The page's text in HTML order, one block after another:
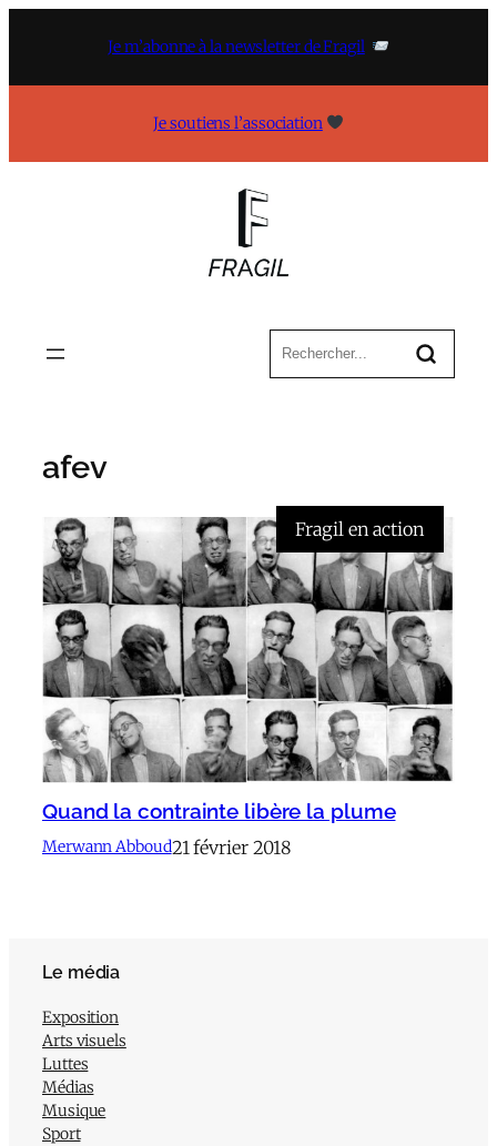
Je m’abonne à la newsletter de Fragil
Je soutiens l’association
afev
Fragil en action
Quand la contrainte libère la plume
Merwann Abboud21 février 2018
Le média
Exposition
Arts visuels
Luttes
Médias
Musique
Sport